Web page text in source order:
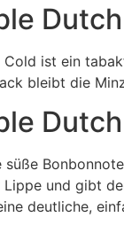
ist ein
bleibt die
süße
und gibt
deutliche,